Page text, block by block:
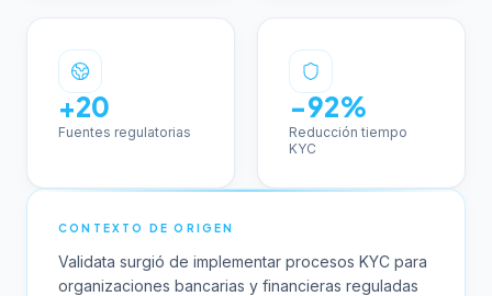
+20
Fuentes regulatorias
−92%
Reducción tiempo
KYC
CONTEXTO DE ORIGEN
Validata surgió de implementar procesos KYC para
organizaciones bancarias y financieras reguladas